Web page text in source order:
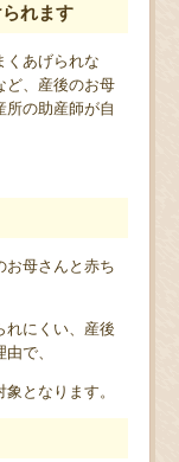
れます
くあげられな
ど、産後のお母
所の助産師が自
お母さんと赤ち
れにくい、産後
で、
となります。